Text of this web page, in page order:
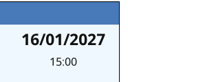
16/01/2027
15:00